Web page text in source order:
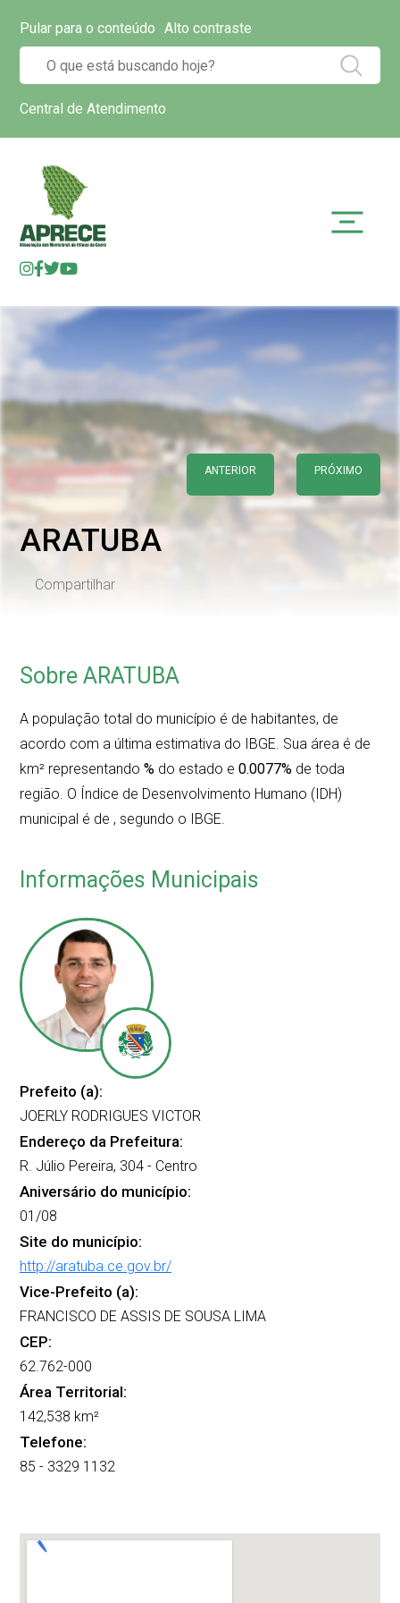
Pular para o conteúdo Alto contraste
Central de Atendimento
ANTERIOR PRÓXIMO
ARATUBA
Compartilhar
Sobre ARATUBA
A população total do município é de habitantes, de
acordo com a última estimativa do IBGE. Sua área é de
km² representando % do estado e 0.0077% de toda
região. O Índice de Desenvolvimento Humano (IDH)
municipal é de , segundo o IBGE.
Informações Municipais
Prefeito (a):
JOERLY RODRIGUES VICTOR
Endereço da Prefeitura:
R. Júlio Pereira, 304 - Centro
Aniversário do município:
01/08
Site do município:
http://aratuba.ce.gov.br/
Vice-Prefeito (a):
FRANCISCO DE ASSIS DE SOUSA LIMA
CEP:
62.762-000
Área Territorial:
142,538 km²
Telefone:
85 - 3329 1132